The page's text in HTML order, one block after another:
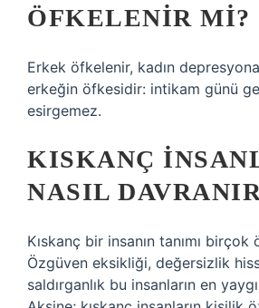
ÖFKELENIR MI?
Erkek öfkelenir, kadın
erkeğin öfkesidir: intikam günü
esirgemez.
KISKANÇ
NASIL
Kıskanç bir insanın tanımı
Özgüven eksikliği, değersizlik
saldırganlık bu insanların en